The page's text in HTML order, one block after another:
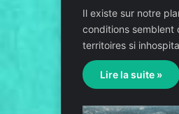
Il existe sur notre
conditions semblent
territoires si
Lire la suite »